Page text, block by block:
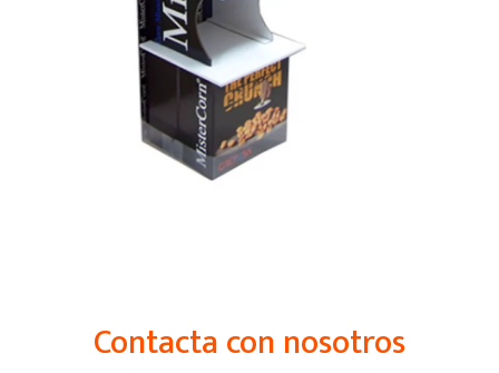
Contacta con nosotros